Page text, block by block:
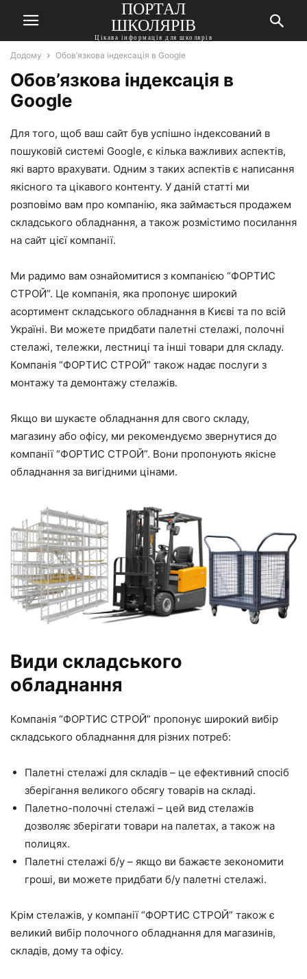
ПОРТАЛ
ШКОЛЯРІВ
Цікава інформація для школярів
Додому Обов’язкова індексація в Google
Обов’язкова індексація в
Google
Для того, щоб ваш сайт був успішно індексований в
пошуковій системі Google, є кілька важливих аспектів,
які варто врахувати. Одним з таких аспектів є написання
якісного та цікавого контенту. У даній статті ми
розповімо вам про компанію, яка займається продажем
складського обладнання, а також розмістимо посилання
на сайт цієї компанії.
Ми радимо вам ознайомитися з компанією “ФОРТИС
СТРОЙ”. Це компанія, яка пропонує широкий
асортимент складського обладнання в Києві та по всій
Україні. Ви можете придбати палетні стелажі, полочні
стелажі, тележки, лестниці та інші товари для складу.
Компанія “ФОРТИС СТРОЙ” також надає послуги з
монтажу та демонтажу стелажів.
Якщо ви шукаєте обладнання для свого складу,
магазину або офісу, ми рекомендуємо звернутися до
компанії “ФОРТИС СТРОЙ”. Вони пропонують якісне
обладнання за вигідними цінами.
Види складського
обладнання
Компанія “ФОРТИС СТРОЙ” пропонує широкий вибір
складського обладнання для різних потреб:
Палетні стелажі для складів – це ефективний спосіб
зберігання великого обсягу товарів на складі.
Палетно-полочні стелажі – цей вид стелажів
дозволяє зберігати товари на палетах, а також на
полицях.
Палетні стелажі б/у – якщо ви бажаєте зекономити
гроші, ви можете придбати б/у палетні стелажі.
Крім стелажів, у компанії “ФОРТИС СТРОЙ” також є
великий вибір полочного обладнання для магазинів,
складів, дому та офісу.